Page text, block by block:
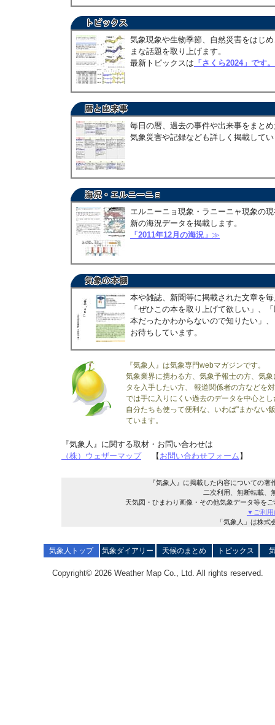
気象現象や生物季節、自然災害をはじ
まな話題を取り上げます。
最新トピックスは 「さくら2024」です。
毎日の暦、過去の事件や出来事をまと
気象災害や記録なども詳しく掲載して
エルニーニョ現象・ラニーニャ現象の
新の海況データを掲載します。
「2011年12月の海況」 ≫
本や雑誌、新聞等に掲載された文章を
「ぜひこの本を取り上げて欲しい」、
本だったかわからないので知りたい」
お待ちしています。
『気象人』は気象専門webマガジンです。
気象業界に携わる方、気象予報士の方、気
タを入手したい方、 報道関係者の方などを
では手に入りにくい過去のデータを中心と
自分たちも使って便利な、いわば"まかない
ています。
『気象人』に関する取材・お問い合わせは
（株）ウェザーマップ【 お問い合わせフォーム 】
『気象人』に掲載した内容についての
二次利用、無断転載、
天気図・ひまわり画像・その他気象データ等を
▼ご利用
「気象人」は株
気象人トップ 気象ダイアリー 天候のまとめ トピックス
Copyright© 2026 Weather Map Co., Ltd. All rights reserved.